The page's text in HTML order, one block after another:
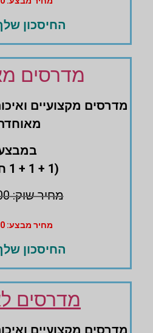
החיסכון שלך:
מדרסים
מדרסים ‏מקצועיים
(1 + 1 + 1 חינם)
מחיר שוק: 2400 ₪
מחיר מבצע: 750 ₪
החיסכון שלך:
מדרסים
מדרסים ‏מקצועיים